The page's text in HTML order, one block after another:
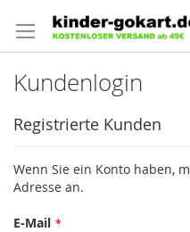
zum
Inhalt
Kundenlogin
Registrierte Kunden
Wenn Sie ein Konto haben,
Adresse an.
E-Mail